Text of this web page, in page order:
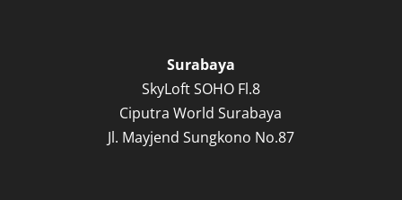
Surabaya
SkyLoft SOHO Fl.8
Ciputra World Surabaya
Jl. Mayjend Sungkono No.87